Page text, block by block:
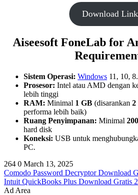
Download Link
Aiseesoft FoneLab for
Sistem Operasi: Windows 11, 10,
Prosesor: Intel atau AMD dengan
lebih tinggi
RAM: Minimal 1 GB (disarankan 2
performa lebih baik)
Ruang Penyimpanan: Minimal
hard disk
Koneksi: USB untuk
PC.
264 0 March 13, 2025
Comodo Password Decryptor Download
Intuit QuickBooks Plus Download Gratis
Ad Area